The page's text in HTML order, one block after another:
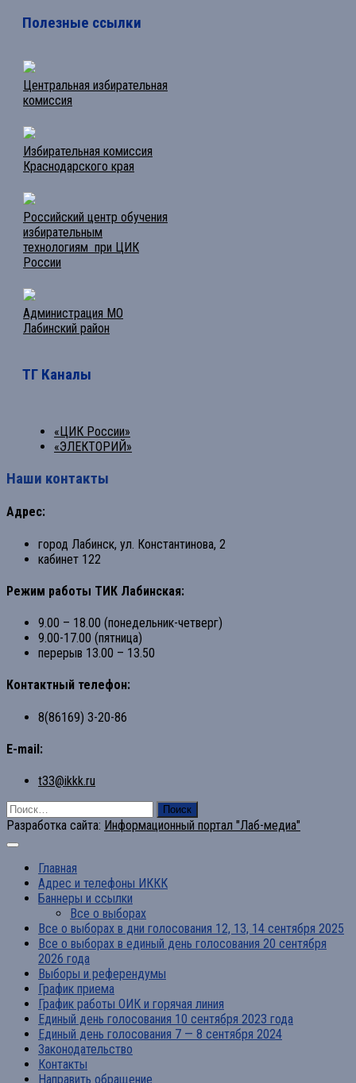
Полезные ссылки
Центральная избирательная
комиссия
Избирательная комиссия
Краснодарского края
Российский центр обучения
избирательным
технологиям при ЦИК
России
Администрация МО
Лабинский район
ТГ Каналы
«ЦИК России»
«ЭЛЕКТОРИЙ»
Наши контакты
Адрес:
город Лабинск, ул. Константинова, 2
кабинет 122
Режим работы ТИК Лабинская:
9.00 – 18.00 (понедельник-четверг)
9.00-17.00 (пятница)
перерыв 13.00 – 13.50
Контактный телефон:
8(86169) 3-20-86
E-mail:
t33@ikkk.ru
Найти:
Разработка сайта: Информационный портал "Лаб-медиа"
Главная
Адрес и телефоны ИККК
Баннеры и ссылки
Все о выборах
Все о выборах в дни голосования 12, 13, 14 сентября 2025
Все о выборах в единый день голосования 20 сентября
2026 года
Выборы и референдумы
График приема
График работы ОИК и горячая линия
Единый день голосования 10 сентября 2023 года
Единый день голосования 7 — 8 сентября 2024
Законодательство
Контакты
Направить обращение